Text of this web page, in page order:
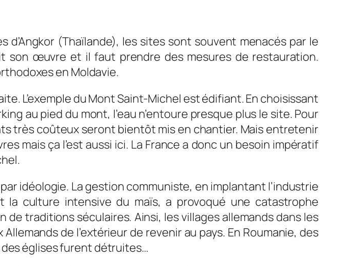
d’Angkor (Thaïlande), les sites sont souvent menacés par le
son œuvre et il faut prendre des mesures de restauration.
en Moldavie.
L’exemple du Mont Saint-Michel est édifiant. En choisissant
au pied du mont, l’eau n’entoure presque plus le site. Pour
très coûteux seront bientôt mis en chantier. Mais entretenir
mais ça l’est aussi ici. La France a donc un besoin impératif
idéologie. La gestion communiste, en implantant l’industrie
la culture intensive du maïs, a provoqué une catastrophe
de traditions séculaires. Ainsi, les villages allemands dans les
de l’extérieur de revenir au pays. En Roumanie, des
des églises furent détruites…